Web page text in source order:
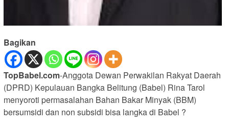
Bagikan
TopBabel.com-Anggota Dewan Perwakilan Rakyat Daerah
(DPRD) Kepulauan Bangka Belitung (Babel) Rina Tarol
menyoroti permasalahan Bahan Bakar Minyak (BBM)
bersumsidi dan non subsidi bisa langka di Babel ?